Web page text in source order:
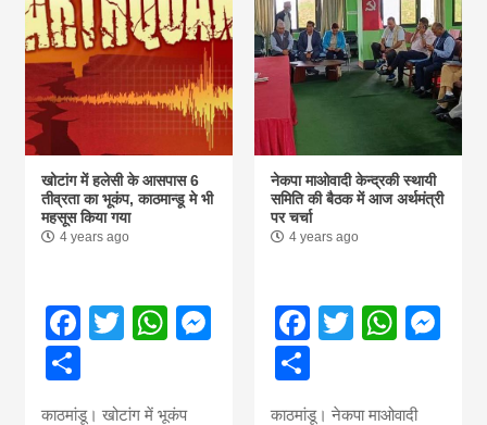
खोटांग में हलेसी के आसपास 6
तीव्रता का भूकंप, काठमान्डू मे‌ भी
महसूस किया गया
4 years ago
Facebook
TwitterWhatsApp
Messenger
काठमांडू। खोटांग में भूकंप
नेकपा माओवादी केन्द्रकी स्थायी
समिति की बैठक में आज अर्थमंत्री
पर चर्चा
4 years ago
Facebook
Twitter
Share
काठमांडू। नेकपा माओवादी